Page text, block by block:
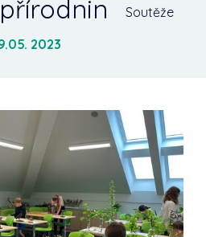
Soutěže
2023